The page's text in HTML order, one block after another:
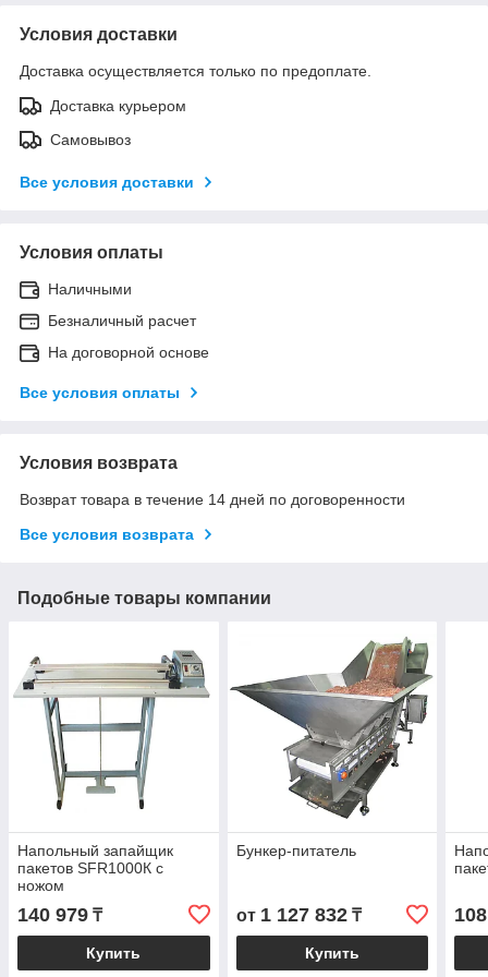
Условия доставки
Доставка осуществляется только по предоплате.
Доставка курьером
Самовывоз
Все условия доставки
Условия оплаты
Наличными
Безналичный расчет
На договорной основе
Все условия оплаты
Условия возврата
Возврат товара в течение 14 дней по договоренности
Все условия возврата
Подобные товары компании
Напольный запайщик
пакетов SFR1000К с
ножом
140 979 ₸
Купить
Бункер-питатель
от 1 127 832₸
Купить